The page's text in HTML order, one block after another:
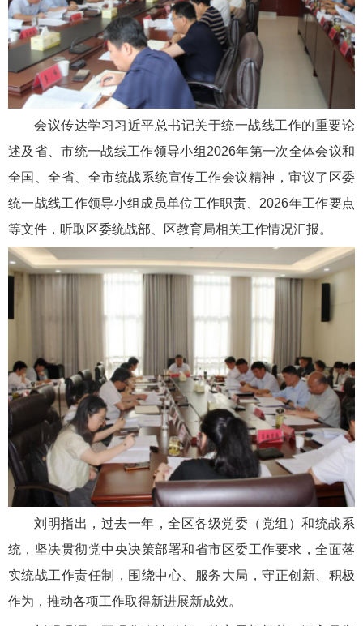
会议传达学习习近平总书记关于统一战线工作的重要论
述及省、市统一战线工作领导小组2026年第一次全体会议和
全国、全省、全市统战系统宣传工作会议精神，审议了区委
统一战线工作领导小组成员单位工作职责、2026年工作要点
等文件，听取区委统战部、区教育局相关工作情况汇报。
刘明指出，过去一年，全区各级党委（党组）和统战系
统，坚决贯彻党中央决策部署和省市区委工作要求，全面落
实统战工作责任制，围绕中心、服务大局，守正创新、积极
作为，推动各项工作取得新进展新成效。